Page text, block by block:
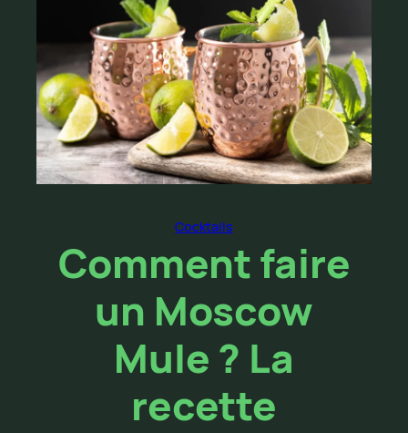
Cocktails
Comment faire
un Moscow
Mule ? La
recette